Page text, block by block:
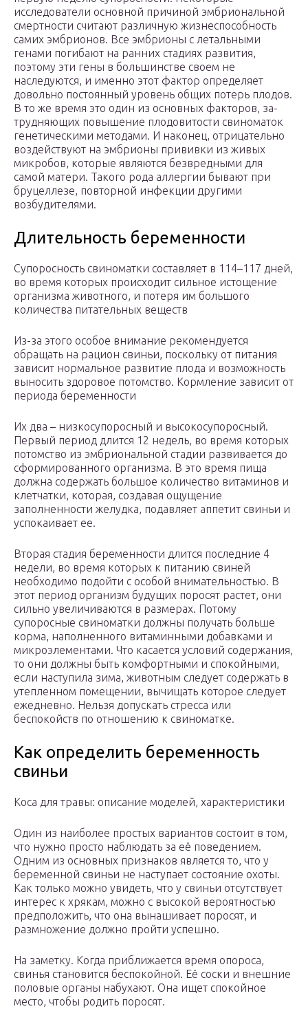
исследователи основной причиной эмбриональной
смертности считают различную жизнеспособность
самих эмбрионов. Все эмбрионы с летальными
генами погибают на ранних стадиях развития,
поэтому эти гены в большинстве своем не
наследуются, и именно этот фактор определяет
довольно постоянный уровень об­щих потерь плодов.
В то же время это один из основных факторов, за­
трудняющих повышение плодовитости свиноматок
генетическими методами. И наконец, отрицательно
воздействуют на эмбрионы при­вивки из живых
микробов, которые являются безвредными для
самой матери. Такого рода аллергии бывают при
бруцеллезе, повторной ин­фекции другими
возбудителями.
Длительность беременности
Супоросность свиноматки составляет в 114–117 дней,
во время которых происходит сильное истощение
организма животного, и потеря им большого
количества питательных веществ
Из-за этого особое внимание рекомендуется
обращать на рацион свиньи, поскольку от питания
зависит нормальное развитие плода и возможность
выносить здоровое потомство. Кормление зависит от
периода беременности
Их два – низкосупоросный и высокосупоросный.
Первый период длится 12 недель, во время которых
потомство из эмбриональной стадии развивается до
сформированного организма. В это время пища
должна содержать большое количество витаминов и
клетчатки, которая, создавая ощущение
заполненности желудка, подавляет аппетит свиньи и
успокаивает ее.
Вторая стадия беременности длится последние 4
недели, во время которых к питанию свиней
необходимо подойти с особой внимательностью. В
этот период организм будущих поросят растет, они
сильно увеличиваются в размерах. Потому
супоросные свиноматки должны получать больше
корма, наполненного витаминными добавками и
микроэлементами. Что касается условий содержания,
то они должны быть комфортными и спокойными,
если наступила зима, животным следует содержать в
утепленном помещении, вычищать которое следует
ежедневно. Нельзя допускать стресса или
беспокойств по отношению к свиноматке.
Как определить беременность
свиньи
Коса для травы: описание моделей, характеристики
Один из наиболее простых вариантов состоит в том,
что нужно просто наблюдать за её поведением.
Одним из основных признаков является то, что у
беременной свиньи не наступает состояние охоты.
Как только можно увидеть, что у свиньи отсутствует
интерес к хрякам, можно с высокой вероятностью
предположить, что она вынашивает поросят, и
размножение должно пройти успешно.
На заметку. Когда приближается время опороса,
свинья становится беспокойной. Её соски и внешние
половые органы набухают. Она ищет спокойное
место, чтобы родить поросят.